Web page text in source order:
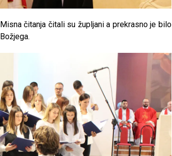
čitanja čitali su župljani a prekrasno je bilo